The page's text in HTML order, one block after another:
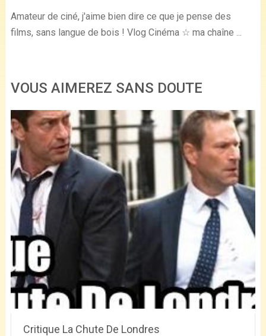
Amateur de ciné, j'aime bien dire ce que je pense des
films, sans langue de bois ! Vlog Cinéma ☆ ma chaîne ...
VOUS AIMEREZ SANS DOUTE
Critique La Chute De Londres